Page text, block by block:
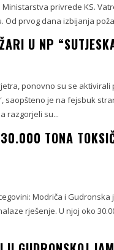
privrede KS.
prvog dana izbijanja
U NP
ponovno su se aktivirali
saopšteno je na fejsbuk
razgorjeli su...
TONA
Modriča i Gudronska
rješenje. U njoj oko